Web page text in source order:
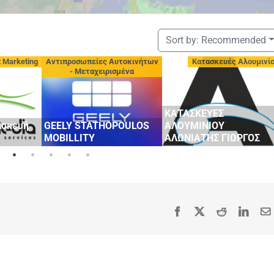
Sort by: Recommended
Marketing
Αντιπροσωπείες Αυτοκινήτων
- Μεταχειρισμένα
GEELY STATHOPOULOS
MOBILLITY
Κατασκευές
ΚΑΤΑΣΚΕΥΕΣ
ΑΛΟΥΜΙΝΙΟΥ
ΑΛΩΝΙΑΤΗΣ ΓΙΩΡΓΟΣ
Facebook Reddit